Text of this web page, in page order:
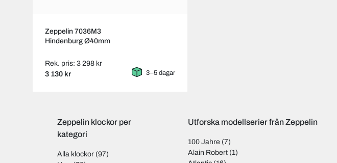
Zeppelin 7036M3
Hindenburg Ø40mm
Rek. pris: 3 298 kr
3 130 kr 3–5 dagar
Zeppelin klockor per
kategori
Alla klockor (97)
Utforska modellserier från Zeppelin
100 Jahre (7)
Alain Robert (1)